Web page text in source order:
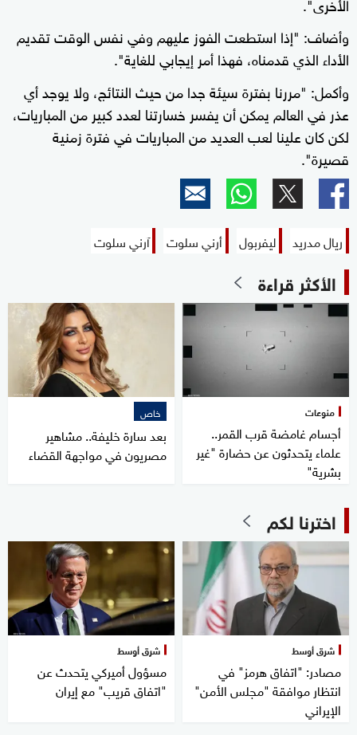
وأضاف: "إذا استطعت الفوز عليهم وفي نفس الوقت تقديم
الأداء الذي قدمناه، فهذا أمر إيجابي للغاية".
وأكمل: "مررنا بفترة سيئة جدا من حيث النتائج، ولا يوجد أي
عذر في العالم يمكن أن يفسر خسارتنا لعدد كبير من المباريات،
لكن كان علينا لعب العديد من المباريات في فترة زمنية
قصيرة".
ريال مدريد ليفربول أرني سلوت آرني سلوت
الأكثر قراءة
منوعات
أجسام غامضة قرب القمر..
علماء يتحدثون عن حضارة "غير
بشرية"
خاص
بعد سارة خليفة.. مشاهير
مصريون في مواجهة القضاء
اخترنا لكم
شرق أوسط
مصادر: "اتفاق هرمز" في
انتظار موافقة "مجلس الأمن"
الإيراني
شرق أوسط
مسؤول أميركي يتحدث عن
"اتفاق قريب" مع إيران